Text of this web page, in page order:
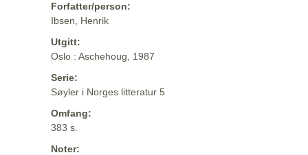
Forfatter/person:
Ibsen, Henrik
Utgitt:
Oslo : Aschehoug, 1987
Serie:
Søyler i Norges litteratur 5
Omfang:
383 s.
Noter: